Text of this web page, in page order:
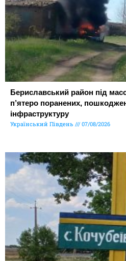
Бериславський район під
п’ятеро поранених,
інфраструктуру
Український Південь 07/08/2026